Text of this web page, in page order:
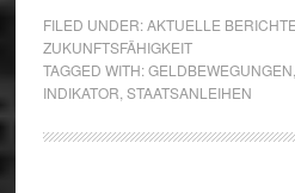
FILED UNDER:AKTUELLE BERICHTE
ZUKUNFTSFÄHIGKEIT
TAGGED WITH:GELDBEWEGUNGEN
INDIKATOR STAATSANLEIHEN